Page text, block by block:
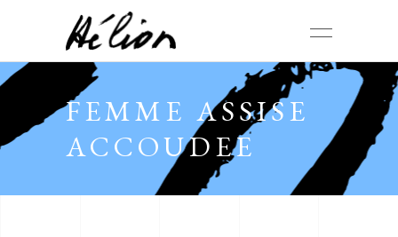
FEMME ASSISE
ACCOUDEE